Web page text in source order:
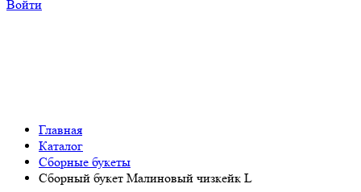
Войти
Главная
Каталог
Сборные букеты
Сборный букет Малиновый чизкейк L